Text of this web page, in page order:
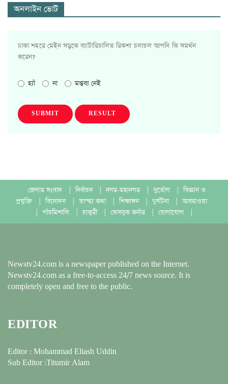
অনলাইন ভোট
ঢাকা শহরে মেইন সড়কে ব্যাটারিচালিত রিকশা চলাচল আপনি কি সমর্থন
করেন?
হ্যাঁ না মন্তব্য নেই
SUBMIT RESULT
জেলার সংবাদ নির্বাচন নগর-মহানগর দুর্ভোগ
বিজ্ঞান ও
প্রযুক্তি
বিনোদন স্বাস্হ্য কথা শিক্ষাঙ্গন দুর্ঘটনা
আবহাওয়া
পাঁচমিশালি চাকুরী ফেসবুক কর্নার যোগাযোগ
Newstv24.com is a newspaper published on the Internet.
Newstv24.com as a free-to-access 24/7 news source. It is
completely open and free to the public.
EDITOR
Editor : Mohammad Eliash Uddin
Sub Editor :Titumir Alam